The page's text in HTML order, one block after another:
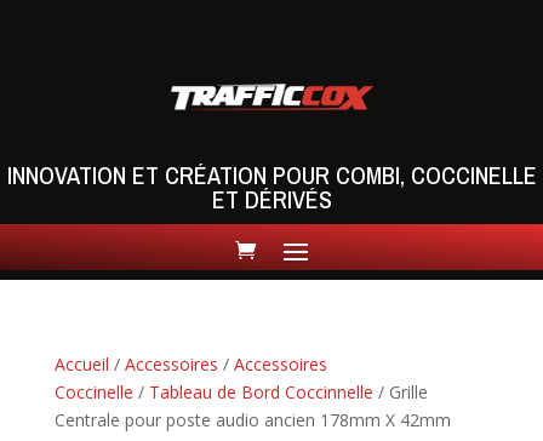
INNOVATION ET CRÉATION POUR COMBI, COCCINELLE
ET DÉRIVÉS
Accueil / Accessoires / Accessoires
Coccinelle / Tableau de Bord Coccinnelle / Grille
Centrale pour poste audio ancien 178mm X 42mm